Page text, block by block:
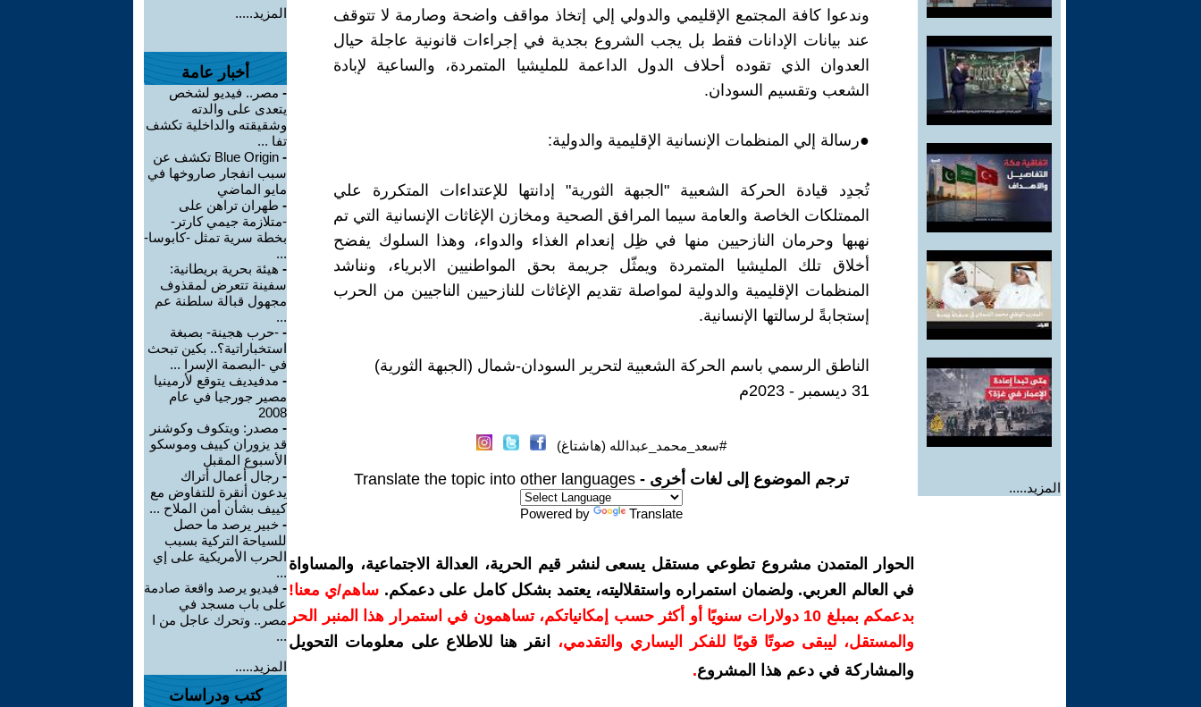
المزيد.....
وندعوا كافة المجتمع الإقليمي والدولي إلي إتخاذ مواقف واضحة وصارمة لا تتوقف
عند بيانات الإدانات فقط بل يجب الشروع بجدية في إجراءات قانونية عاجلة حيال
العدوان الذي تقوده أحلاف الدول الداعمة للمليشيا المتمردة، والساعية لإبادة
الشعب وتقسيم السودان.
●رسالة إلي المنظمات الإنسانية الإقليمية والدولية:
تُجدِد قيادة الحركة الشعبية "الجبهة الثورية" إدانتها للإعتداءات المتكررة علي
الممتلكات الخاصة والعامة سيما المرافق الصحية ومخازن الإغاثات الإنسانية التي تم
نهبها وحرمان النازحيين منها في ظِل إنعدام الغذاء والدواء، وهذا السلوك يفضح
أخلاق تلك المليشيا المتمردة ويمثّل جريمة بحق المواطنيين الابرياء، ونناشد
المنظمات الإقليمية والدولية لمواصلة تقديم الإغاثات للنازحيين الناجيين من الحرب
إستجابةً لرسالتها الإنسانية.
الناطق الرسمي باسم الحركة الشعبية لتحرير السودان-شمال (الجبهة الثورية)
31 ديسمبر - 2023م
#سعد_محمد_عبدالله (هاشتاغ)
ترجم الموضوع إلى لغات أخرى - Translate the topic into other languages
Powered by Translate
الحوار المتمدن مشروع تطوعي مستقل يسعى لنشر قيم الحرية، العدالة الاجتماعية، والمساواة
في العالم العربي. ولضمان استمراره واستقلاليته، يعتمد بشكل كامل على دعمكم. ساهم/ي معنا!
بدعمكم بمبلغ 10 دولارات سنويًا أو أكثر حسب إمكانياتكم، تساهمون في استمرار هذا المنبر الحر
والمستقل، ليبقى صوتًا قويًا للفكر اليساري والتقدمي،
انقر هنا للاطلاع على معلومات التحويل
والمشاركة في دعم هذا المشروع.
المزيد.....
أخبار عامة
- مصر.. فيديو لشخص
يتعدى على والدته
وشقيقته والداخلية تكشف
تفا ...
-
Blue Origin تكشف عن
سبب انفجار صاروخها في
مايو الماضي
- طهران تراهن على
-متلازمة جيمي كارتر-
بخطة سرية تمثل -كابوسا-
...
- هيئة بحرية بريطانية:
سفينة تتعرض لمقذوف
مجهول قبالة سلطنة عم
...
- -حرب هجينة- بصبغة
استخباراتية؟.. بكين تبحث
في -البصمة الإسرا ...
- مدفيديف يتوقع لأرمينيا
مصير جورجيا في عام
2008
- مصدر: ويتكوف وكوشنر
قد يزوران كييف وموسكو
الأسبوع المقبل
- رجال أعمال أتراك
يدعون أنقرة للتفاوض مع
كييف بشأن أمن الملاح ...
- خبير يرصد ما حصل
للسياحة التركية بسبب
الحرب الأمريكية على إي
...
- فيديو يرصد واقعة صادمة
على باب مسجد في
مصر.. وتحرك عاجل من ا
...
المزيد.....
كتب ودراسات